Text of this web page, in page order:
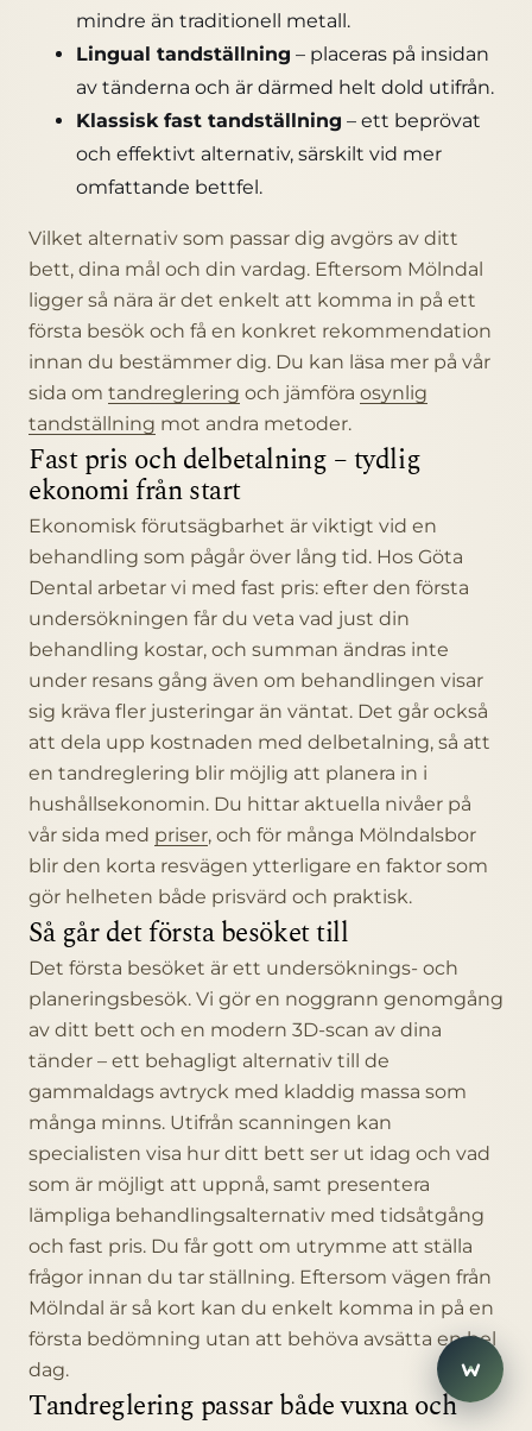
mindre än traditionell metall.
Lingual tandställning – placeras på insidan
av tänderna och är därmed helt dold utifrån.
Klassisk fast tandställning – ett beprövat
och effektivt alternativ, särskilt vid mer
omfattande bettfel.
Vilket alternativ som passar dig avgörs av ditt
bett, dina mål och din vardag. Eftersom Mölndal
ligger så nära är det enkelt att komma in på ett
första besök och få en konkret rekommendation
innan du bestämmer dig. Du kan läsa mer på vår
sida om tandreglering och jämföra osynlig
tandställning mot andra metoder.
Fast pris och delbetalning – tydlig
ekonomi från start
Ekonomisk förutsägbarhet är viktigt vid en
behandling som pågår över lång tid. Hos Göta
Dental arbetar vi med fast pris: efter den första
undersökningen får du veta vad just din
behandling kostar, och summan ändras inte
under resans gång även om behandlingen visar
sig kräva fler justeringar än väntat. Det går också
att dela upp kostnaden med delbetalning, så att
en tandreglering blir möjlig att planera in i
hushållsekonomin. Du hittar aktuella nivåer på
vår sida med priser, och för många Mölndalsbor
blir den korta resvägen ytterligare en faktor som
gör helheten både prisvärd och praktisk.
Så går det första besöket till
Det första besöket är ett undersöknings- och
planeringsbesök. Vi gör en noggrann genomgång
av ditt bett och en modern 3D-scan av dina
tänder – ett behagligt alternativ till de
gammaldags avtryck med kladdig massa som
många minns. Utifrån scanningen kan
specialisten visa hur ditt bett ser ut idag och vad
som är möjligt att uppnå, samt presentera
lämpliga behandlingsalternativ med tidsåtgång
och fast pris. Du får gott om utrymme att ställa
frågor innan du tar ställning. Eftersom vägen från
Mölndal är så kort kan du enkelt komma in på en
första bedömning utan att behöva avsätta en hel
dag.
Tandreglering passar både vuxna och
E Eira
Hej! Har du frågor? Jag hjälper
gärna.